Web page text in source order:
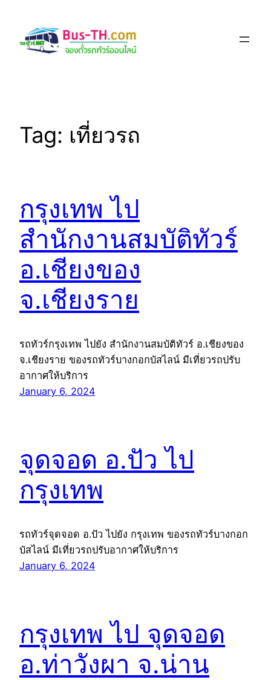
content
Tag: เที่ยวรถ
กรุงเทพ ไป
สำนักงานสมบัติทัวร์
อ.เชียงของ
จ.เชียงราย
รถทัวร์กรุงเทพ ไปยัง สำนักงานสมบัติทัวร์ อ.เชียงของ
จ.เชียงราย ของรถทัวร์บางกอกบัสไลน์ มีเที่ยวรถปรับ
อากาศให้บริการ
January 6, 2024
จุดจอด อ.ปัว ไป
กรุงเทพ
รถทัวร์จุดจอด อ.ปัว ไปยัง กรุงเทพ ของรถทัวร์บางกอก
บัสไลน์ มีเที่ยวรถปรับอากาศให้บริการ
January 6, 2024
กรุงเทพ ไป จุดจอด
อ.ท่าวังผา จ.น่าน